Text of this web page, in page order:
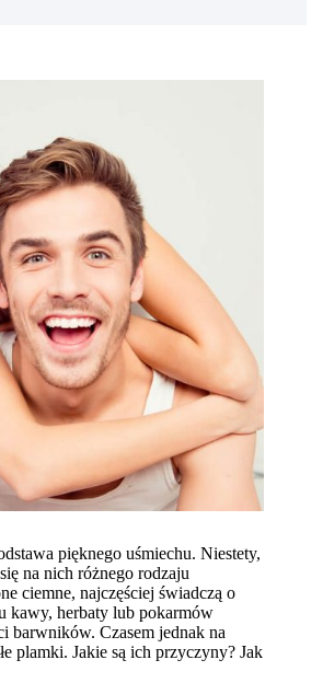
pięknego uśmiechu. Niestety,
na nich różnego rodzaju
ciemne, najczęściej świadczą o
kawy, herbaty lub pokarmów
barwników. Czasem jednak na
plamki. Jakie są ich przyczyny? Jak